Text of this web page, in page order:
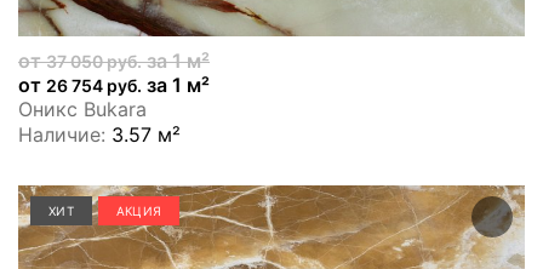
от37 050 руб.за 1 м²
от 26 754 руб. за 1 м²
Оникс Bukara
Наличие: 3.57 м²
ХИТ АКЦИЯ